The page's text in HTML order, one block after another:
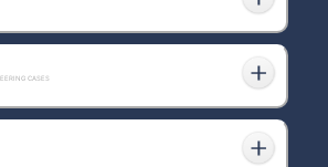
卡百利520超级品牌日钜惠抢先
看！罗永浩直播间同款艺术漆7
CASES